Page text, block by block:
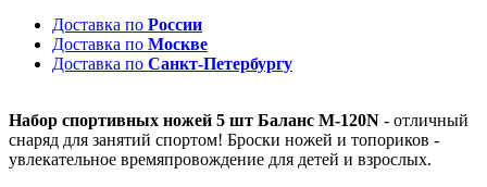
Доставка по России
Доставка по Москве
Доставка по Санкт-Петербургу
Набор спортивных ножей 5 шт Баланс M-120N - отличный
снаряд для занятий спортом! Броски ножей и топориков -
увлекательное времяпровождение для детей и взрослых.